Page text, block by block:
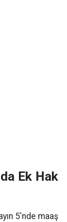
Ek Hak
5'nde maaş